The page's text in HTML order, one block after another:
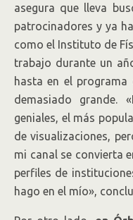
asegura que lleva
patrocinadores y ya
como el Instituto de
trabajo durante un
hasta en el programa
demasiado grande.
geniales, el más
de visualizaciones,
mi canal se convierta
perfiles de
hago en el mío»,